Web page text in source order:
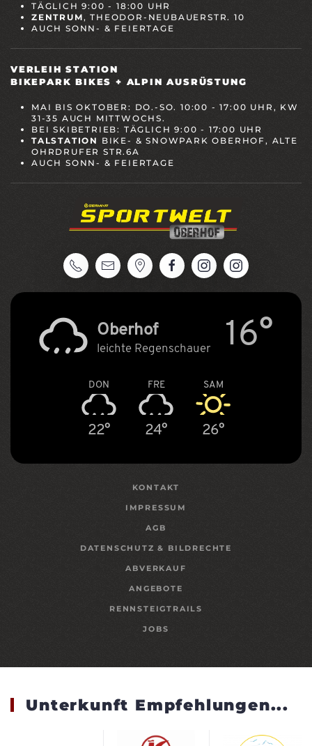
TÄGLICH 9:00 - 18:00 UHR
ZENTRUM, THEODOR-NEUBAUERSTR. 10
AUCH SONN- & FEIERTAGE
VERLEIH STATION
BIKEPARK BIKES + ALPIN AUSRÜSTUNG
MAI BIS OKTOBER: DO.-SO. 10:00 - 17:00 UHR, KW
31-35 AUCH MITTWOCHS.
BEI SKIBETRIEB: TÄGLICH 9:00 - 17:00 UHR
TALSTATION BIKE- & SNOWPARK OBERHOF, ALTE
OHRDRUFER STR.6A
AUCH SONN- & FEIERTAGE
Oberhof
leichte Regenschauer 16°
DON
22°
FRE
24°
SAM
26°
KONTAKT
IMPRESSUM
AGB
DATENSCHUTZ & BILDRECHTE
ABVERKAUF
ANGEBOTE
RENNSTEIGTRAILS
JOBS
Unterkunft Empfehlungen...